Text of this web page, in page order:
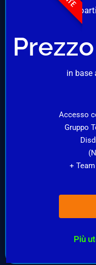
A
in base
Accesso
Gruppo
+
Più